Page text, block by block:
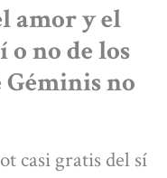
amor y el
o no de los
Géminis no
casi gratis del sí